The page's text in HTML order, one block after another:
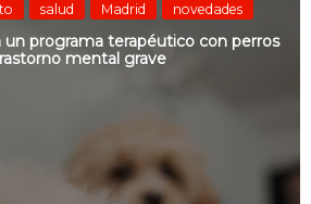
salud Madrid novedades
programa terapéutico con perros
mental grave